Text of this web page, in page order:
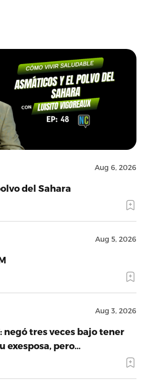
Aug 6, 2026
del Sahara
Aug 5, 2026
Aug 3, 2026
negó tres veces bajo tener
exesposa, pero…